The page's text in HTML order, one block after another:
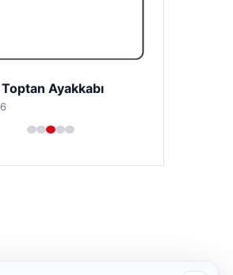
Ayakkabı